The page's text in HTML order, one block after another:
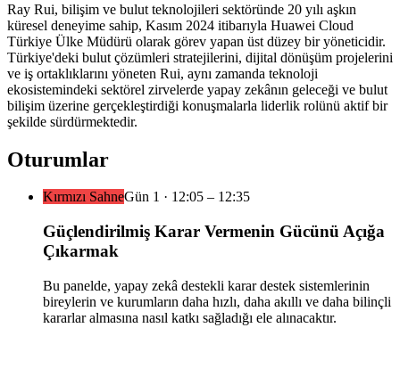
Ray Rui, bilişim ve bulut teknolojileri sektöründe 20 yılı aşkın
küresel deneyime sahip, Kasım 2024 itibarıyla Huawei Cloud
Türkiye Ülke Müdürü olarak görev yapan üst düzey bir yöneticidir.
Türkiye'deki bulut çözümleri stratejilerini, dijital dönüşüm projelerini
ve iş ortaklıklarını yöneten Rui, aynı zamanda teknoloji
ekosistemindeki sektörel zirvelerde yapay zekânın geleceği ve bulut
bilişim üzerine gerçekleştirdiği konuşmalarla liderlik rolünü aktif bir
şekilde sürdürmektedir.
Oturumlar
Kırmızı SahneGün 1 · 12:05 – 12:35
Güçlendirilmiş Karar Vermenin Gücünü Açığa
Çıkarmak
Bu panelde, yapay zekâ destekli karar destek sistemlerinin
bireylerin ve kurumların daha hızlı, daha akıllı ve daha bilinçli
kararlar almasına nasıl katkı sağladığı ele alınacaktır.